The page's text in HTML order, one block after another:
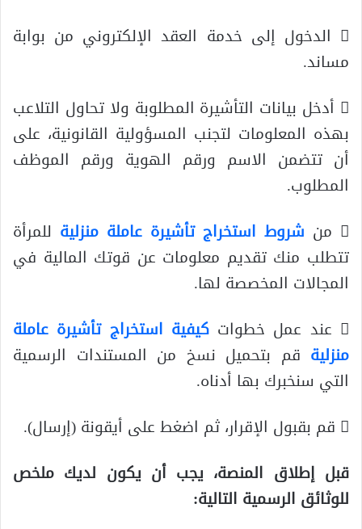
 الدخول إلى خدمة العقد الإلكتروني من بوابة
مساند.
 أدخل بيانات التأشيرة المطلوبة ولا تحاول التلاعب
بهذه المعلومات لتجنب المسؤولية القانونية، على
أن تتضمن الاسم ورقم الهوية ورقم الموظف
المطلوب.
 من
شروط استخراج تأشيرة عاملة منزلية للمرأة
تتطلب منك تقديم معلومات عن قوتك المالية في
المجالات المخصصة لها.
 عند عمل خطوات
كيفية استخراج تأشيرة عاملة
منزلية قم بتحميل نسخ من المستندات الرسمية
التي سنخبرك بها أدناه.
 قم بقبول الإقرار، ثم اضغط على أيقونة (إرسال).
قبل إطلاق المنصة، يجب أن يكون لديك ملخص
للوثائق الرسمية التالية: